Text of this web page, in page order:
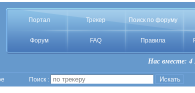
Портал Трекер Поиск по форуму
Форум FAQ Правила
Нас вместе: 4
Поиск :